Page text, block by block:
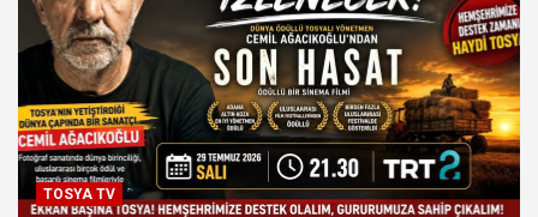
TOSYA TV